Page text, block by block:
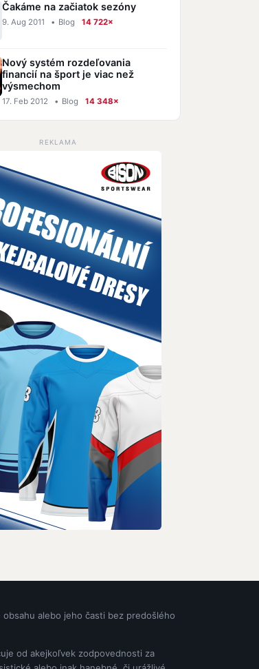
Čakáme na začiatok sezóny
9. Aug 2011 • Blog 14 722×
Nový systém rozdeľovania
financií na šport je viac než
výsmechom
17. Feb 2012 • Blog 14 348×
REKLAMA
alebo jeho časti bez predošlého
od akejkoľvek zodpovednosti za